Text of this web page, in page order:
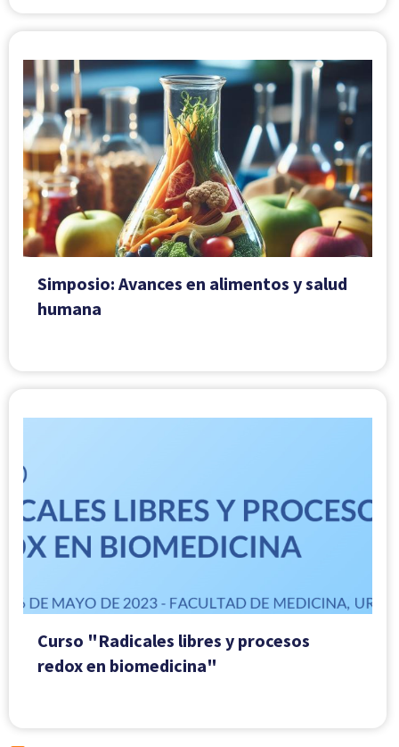
Simposio: Avances en alimentos y salud
humana
Curso "Radicales libres y procesos
redox en biomedicina"